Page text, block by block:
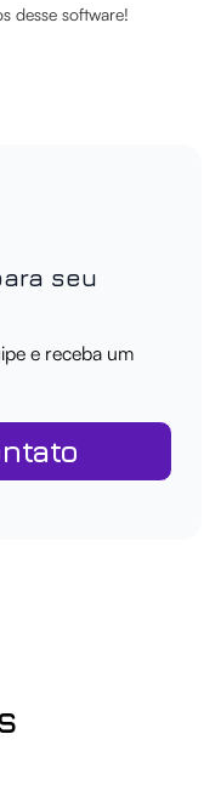
desse software!
seu
e receba um